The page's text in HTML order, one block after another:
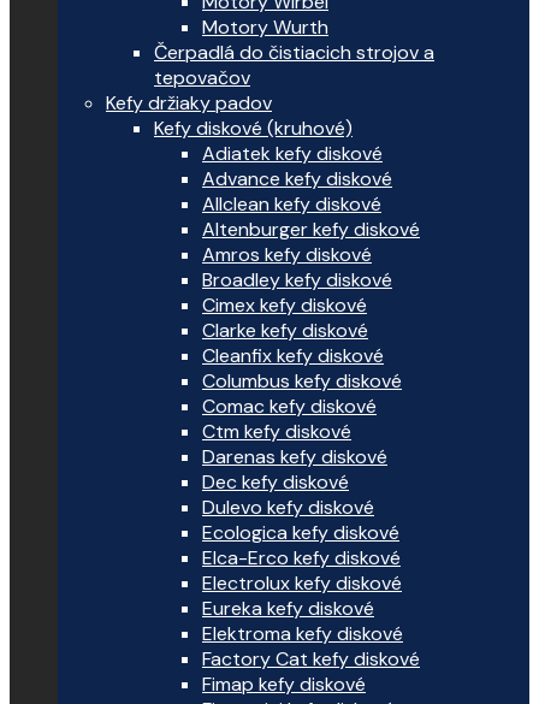
Motory Wurth
Čerpadlá do čistiacich strojov a
tepovačov
Kefy držiaky padov
Kefy diskové (kruhové)
Adiatek kefy diskové
Advance kefy diskové
Allclean kefy diskové
Altenburger kefy diskové
Amros kefy diskové
Broadley kefy diskové
Cimex kefy diskové
Clarke kefy diskové
Cleanfix kefy diskové
Columbus kefy diskové
Comac kefy diskové
Ctm kefy diskové
Darenas kefy diskové
Dec kefy diskové
Dulevo kefy diskové
Ecologica kefy diskové
Elca-Erco kefy diskové
Electrolux kefy diskové
Eureka kefy diskové
Elektroma kefy diskové
Factory Cat kefy diskové
Fimap kefy diskové